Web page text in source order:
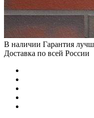
В наличии Гарантия
Доставка по всей России